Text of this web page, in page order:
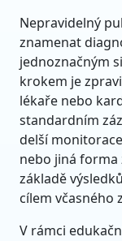
Nepravidelný
znamenat
jednoznačným
krokem je
lékaře nebo
standardním
delší
nebo jiná forma
základě
cílem včasného
V rámci